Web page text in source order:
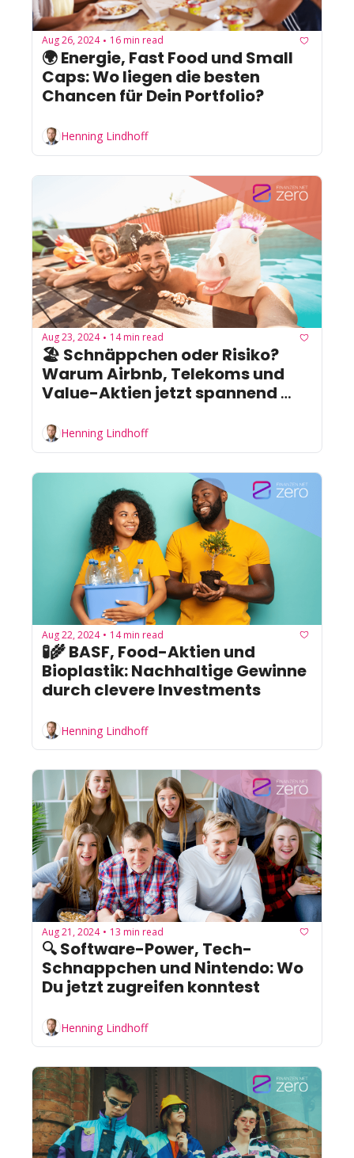
Aug 26, 2024 • 16 min read
🌍 Energie, Fast Food und Small
Caps: Wo liegen die besten
Chancen für Dein Portfolio?
Henning Lindhoff
Aug 23, 2024 • 14 min read
🏖️ Schnäppchen oder Risiko?
Warum Airbnb, Telekoms und
Value-Aktien jetzt spannend
Henning Lindhoff
Aug 22, 2024 • 14 min read
🧪🌾 BASF, Food-Aktien und
Bioplastik: Nachhaltige Gewinne
durch clevere Investments
Henning Lindhoff
Aug 21, 2024 • 13 min read
🔍 Software-Power, Tech-
Schnappchen und Nintendo: Wo
Du jetzt zugreifen konntest
Henning Lindhoff